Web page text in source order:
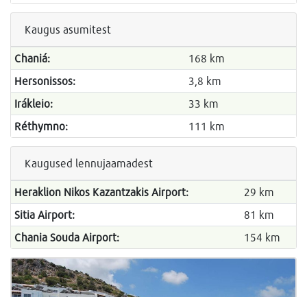
Kaugus asumitest
Chaniá:
168 km
Hersonissos:
3,8 km
Irákleio:
33 km
Réthymno:
111 km
Kaugused lennujaamadest
Heraklion Nikos Kazantzakis Airport:
29 km
Sitia Airport:
81 km
Chania Souda Airport:
154 km